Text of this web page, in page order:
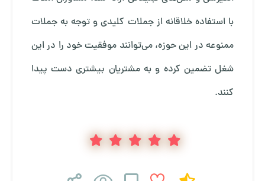
با استفاده خلاقانه از جملات کلیدی و توجه به جملات
ممنوعه در این حوزه، می‌توانند موفقیت خود را در این
شغل تضمین کرده و به مشتریان بیشتری دست پیدا
کنند.